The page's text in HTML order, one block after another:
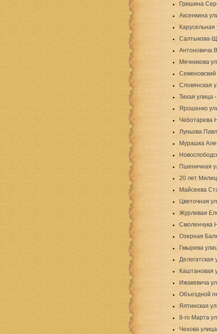
Гришина
Аксенкина
Карусельная
Салтыкова-
Антоновича
Мечникова
Семеновский
Словянская
Тихая улица
Ярошенко
Чеботарева
Луньова
Мурашка
Пшеничная
20 лет
Майсеева
Цветочная
Журливая
Смоленчука
Озерная
Гмырева
Делегатская
Каштановая
Ижакевича
Объездной
Ялтинская
8-го Марта
Чехова улица